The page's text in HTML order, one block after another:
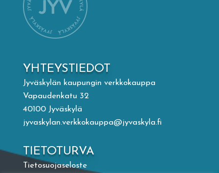
Kirjasto
Valon Kaupunki
Lasten Lysti & LystiKylä-festivaali
English
YHTEYSTIEDOT
Jyväskylän kaupungin verkkokauppa
Vapaudenkatu 32
40100 Jyväskylä
jyvaskylan.verkkokauppa@jyvaskyla.fi
TIETOTURVA
Tietosuojaseloste